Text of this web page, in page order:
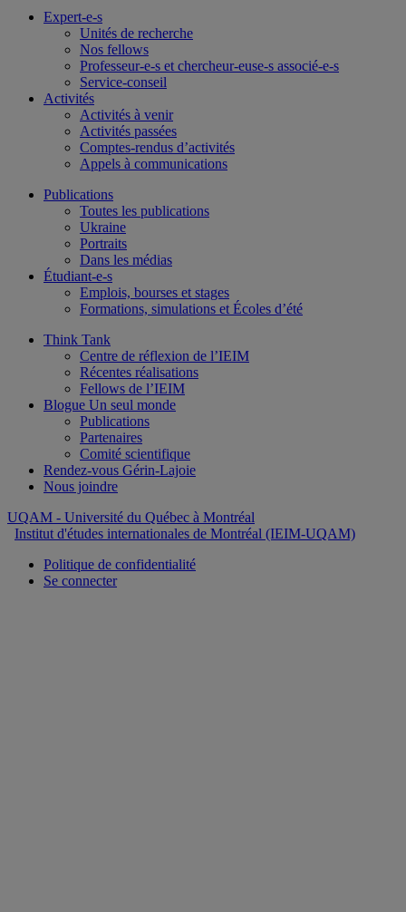
Expert-e-s
Unités de recherche
Nos fellows
Professeur-e-s et chercheur-euse-s associé-e-s
Service-conseil
Activités
Activités à venir
Activités passées
Comptes-rendus d’activités
Appels à communications
Publications
Toutes les publications
Ukraine
Portraits
Dans les médias
Étudiant-e-s
Emplois, bourses et stages
Formations, simulations et Écoles d’été
Think Tank
Centre de réflexion de l’IEIM
Récentes réalisations
Fellows de l’IEIM
Blogue Un seul monde
Publications
Partenaires
Comité scientifique
Rendez-vous Gérin-Lajoie
Nous joindre
UQAM - Université du Québec à Montréal
Institut d'études internationales de Montréal (IEIM-UQAM)
Politique de confidentialité
Se connecter